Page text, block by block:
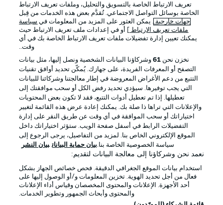
الإعلانات الإخطارات القانونية
شروط الاستخدام القنوات الناقلة
الوظائف جهة النشر
تواصل معنا اللاعبون
تعريف الارتباط الخاصة بالتسويق والتحليل، وملفات تعريف الارتباط
الخاصة بوسائل التواصل الاجتماعي. تُقدَّم بعض هذه الخدمات من قِبل
جهات خارجية . يمكن العثور على المزيد من المعلومات في سياسة
ملفات تعريف الارتباط
] أو في إعدادات ملف تعريف الارتباط حيث
يمكنك تعيين إدارة تفضيلات ملفات تعريف الارتباط الخاصة بك في أي
وقت..
نخزن نحن 61وشركاؤنا البيانات الشخصية ونصل إليها، مثل بيانات
التصفح أو المعرفات الفريدة، على جهازك. يُمكّن تحديد أوافق تقنيات
التتبع من دعم الأغراض المعروضة في إطار معالجتنا وشركائنا للبيانات
التي يجب توفيرها. سيؤدي تحديد رفض الكل أو سحب موافقتك إلى
تعطيلها. إذا تم تعطيل أدوات التتبع، فقد لا تكون بعض المحتويات
والإعلانات التي تراها ذا صلة بك. يمكنك إعادة عرض هذه القائمة لتغيير
اختياراتك أو سحب الموافقة في أي وقت عن طريق النقر على إدارة
التفضيلات الرابط في أسفل صفحة الويب. ستؤثر اختياراتك داخل
الموقع الإلكتروني الخاص بنا. لمزيد من التفاصيل، يرجى الرجوع إلى
سياسة الخصوصية الخاصة بنا.بيان حماية البيانات بيان النشر
نعمد نحن وشركاؤنا إلى معالجة البيانات لتقديم:
استخدام بيانات الموقع الجغرافي الدقيقة. فحص خصائص الجهاز بشكل
فعال من أجل تحديد الهوية. تخزين المعلومات و/أو الوصول إليها على
أحد الأجهزة. الإعلانات والمحتوى المخصصان وقياس أداء الإعلانات
والمحتوى وأبحاث الجمهور وتطوير الخدمات.